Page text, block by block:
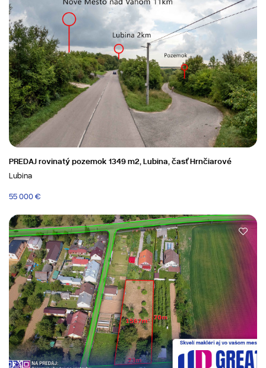
PREDAJ rovinatý pozemok 1349 m2, Lubina, časť Hrnčiarové
Lubina
55 000 €